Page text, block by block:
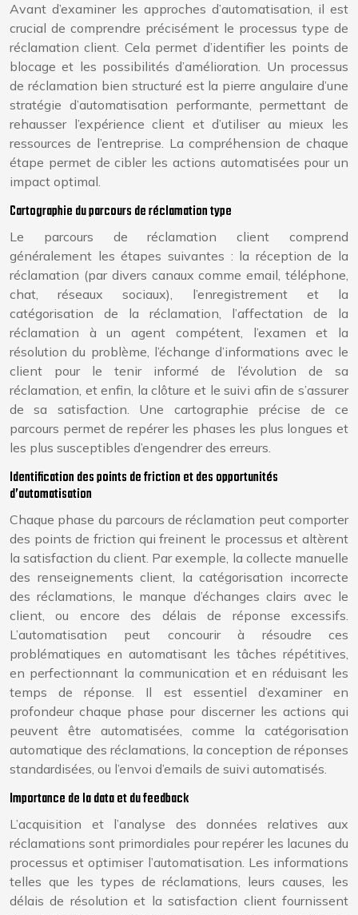
Avant d’examiner les approches d’automatisation, il est
crucial de comprendre précisément le processus type de
réclamation client. Cela permet d’identifier les points de
blocage et les possibilités d’amélioration. Un processus
de réclamation bien structuré est la pierre angulaire d’une
stratégie d’automatisation performante, permettant de
rehausser l’expérience client et d’utiliser au mieux les
ressources de l’entreprise. La compréhension de chaque
étape permet de cibler les actions automatisées pour un
impact optimal.
Cartographie du parcours de réclamation type
Le parcours de réclamation client comprend
généralement les étapes suivantes : la réception de la
réclamation (par divers canaux comme email, téléphone,
chat, réseaux sociaux), l’enregistrement et la
catégorisation de la réclamation, l’affectation de la
réclamation à un agent compétent, l’examen et la
résolution du problème, l’échange d’informations avec le
client pour le tenir informé de l’évolution de sa
réclamation, et enfin, la clôture et le suivi afin de s’assurer
de sa satisfaction. Une cartographie précise de ce
parcours permet de repérer les phases les plus longues et
les plus susceptibles d’engendrer des erreurs.
Identification des points de friction et des opportunités
d’automatisation
Chaque phase du parcours de réclamation peut comporter
des points de friction qui freinent le processus et altèrent
la satisfaction du client. Par exemple, la collecte manuelle
des renseignements client, la catégorisation incorrecte
des réclamations, le manque d’échanges clairs avec le
client, ou encore des délais de réponse excessifs.
L’automatisation peut concourir à résoudre ces
problématiques en automatisant les tâches répétitives,
en perfectionnant la communication et en réduisant les
temps de réponse. Il est essentiel d’examiner en
profondeur chaque phase pour discerner les actions qui
peuvent être automatisées, comme la catégorisation
automatique des réclamations, la conception de réponses
standardisées, ou l’envoi d’emails de suivi automatisés.
Importance de la data et du feedback
L’acquisition et l’analyse des données relatives aux
réclamations sont primordiales pour repérer les lacunes du
processus et optimiser l’automatisation. Les informations
telles que les types de réclamations, leurs causes, les
délais de résolution et la satisfaction client fournissent